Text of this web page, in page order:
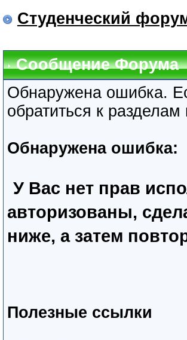
Студенческий
Сообщение Форума
Обнаружена ошибка.
обратиться к
Обнаружена ошибка:
У Вас нет прав
авторизованы,
ниже, а затем
Полезные ссылки